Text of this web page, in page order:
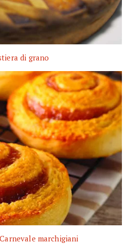
di grano
marchigiani